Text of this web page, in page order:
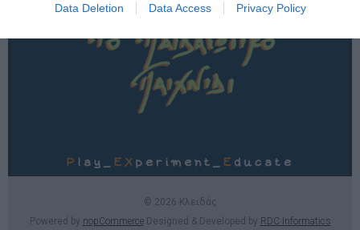
Data Deletion Data Access Privacy Policy
© 2026 Κλειδάς
Powered by nopCommerceDesigned & Developed by RDC Informatics